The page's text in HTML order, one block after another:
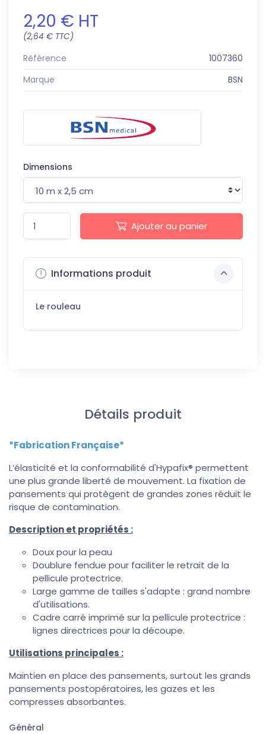
2,20 € HT
(2,64 € TTC)
Référence
1007360
Marque
BSN
Dimensions
Ajouter au panier
Informations produit
Le rouleau
Détails produit
*Fabrication Française*
L’élasticité et la conformabilité d'Hypafix® permettent
une plus grande liberté de mouvement. La fixation de
pansements qui protègent de grandes zones réduit le
risque de contamination.
Description et propriétés :
Doux pour la peau
Doublure fendue pour faciliter le retrait de la
pellicule protectrice.
Large gamme de tailles s'adapte : grand nombre
d'utilisations.
Cadre carré imprimé sur la pellicule protectrice :
lignes directrices pour la découpe.
Utilisations principales :
Maintien en place des pansements, surtout les grands
pansements postopératoires, les gazes et les
compresses absorbantes.
Général